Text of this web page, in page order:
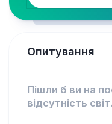
Опитування
Пішли б ви на
відсутність